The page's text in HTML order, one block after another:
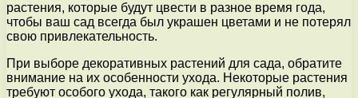
растения, которые будут цвести в разное время года,
чтобы ваш сад всегда был украшен цветами и не потерял
свою привлекательность.
При выборе декоративных растений для сада, обратите
внимание на их особенности ухода. Некоторые растения
требуют особого ухода, такого как регулярный полив,